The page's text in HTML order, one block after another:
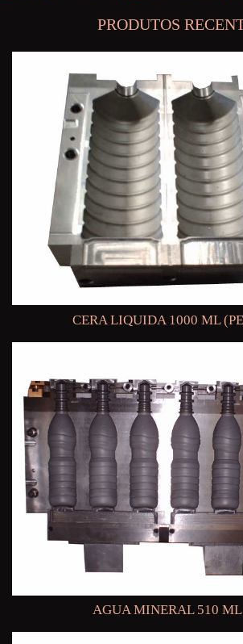
PRODUTOS
CERA LIQUIDA 1000 ML
AGUA MINERAL 510 ML